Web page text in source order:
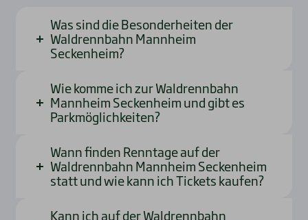
Was sind die Besonderheiten der
Waldrennbahn Mannheim
Seckenheim?
Wie komme ich zur Waldrennbahn
Mannheim Seckenheim und gibt es
Parkmöglichkeiten?
Wann finden Renntage auf der
Waldrennbahn Mannheim Seckenheim
statt und wie kann ich Tickets kaufen?
Kann ich auf der Waldrennbahn